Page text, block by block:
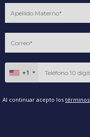
+1
Al continuar acepto los